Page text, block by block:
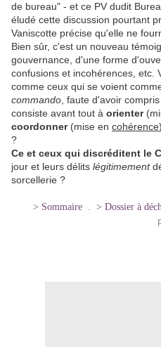
de bureau" - et ce PV dudit
éludé cette discussion pourtant
Vaniscotte précise qu'elle ne
Bien sûr, c'est un nouveau
gouvernance, d'une forme
confusions et incohérences, etc.
comme ceux qui se voient
commando , faute d'avoir
consiste avant tout à orienter
coordonner(mise en cohérence
?
Ce et ceux qui discréditent le
jour et leurs délits légitimement
sorcellerie ?
> Sommaire . > Dossier à